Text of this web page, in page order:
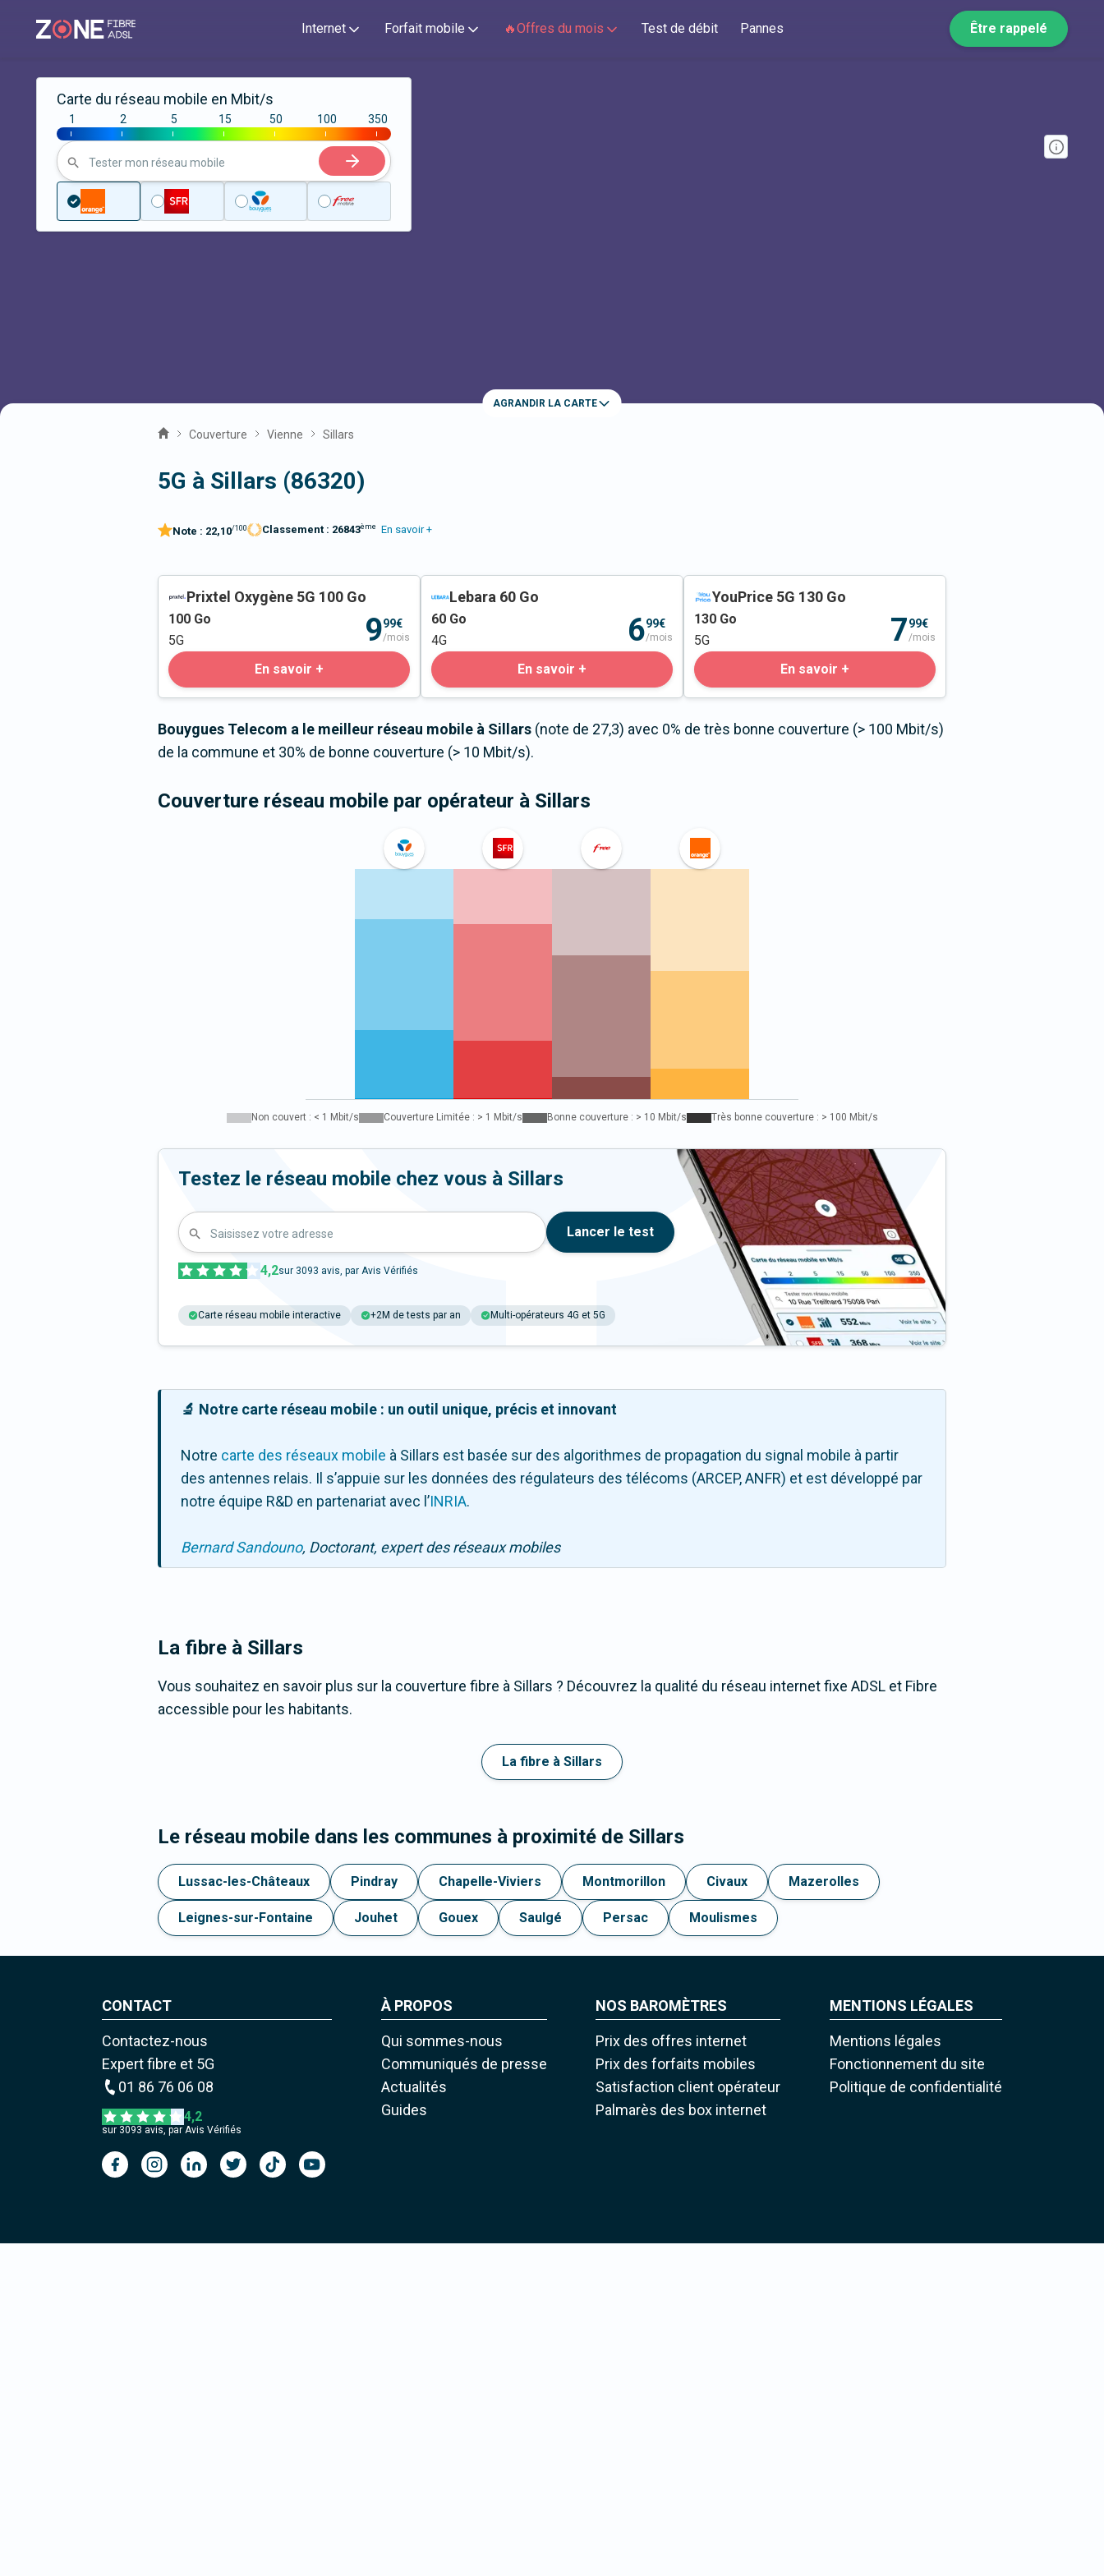
Internet Forfait mobile 🔥Offres du mois Test de débit Pannes Être rappelé
Carte du réseau mobile en Mbit/s
|
1
|
2
|
5
|
15
|
50
|
100
|
350
Tester mon réseau mobile
AGRANDIR LA CARTE
Couverture Vienne Sillars
5G à Sillars (86320)
Note : 22,10/100 Classement : 26843ème En savoir +
Prixtel Oxygène 5G 100 Go
100 Go
5G
999€
/mois
En savoir +
Lebara 60 Go
60 Go
4G
699€
/mois
En savoir +
YouPrice 5G 130 Go
130 Go
5G
799€
/mois
En savoir +
Bouygues Telecom a le meilleur réseau mobile à Sillars (note de 27,3) avec 0% de très bonne couverture (> 100 Mbit/s)
de la commune et 30% de bonne couverture (> 10 Mbit/s).
Couverture réseau mobile par opérateur à Sillars
Non couvert : < 1 Mbit/s Couverture Limitée : > 1 Mbit/s Bonne couverture : > 10 Mbit/s Très bonne couverture : > 100 Mbit/s
Testez le réseau mobile chez vous à Sillars
Saisissez votre adresse Lancer le test
4,2sur 3093 avis, par Avis Vérifiés
Carte réseau mobile interactive +2M de tests par an Multi-opérateurs 4G et 5G
🔬 Notre carte réseau mobile : un outil unique, précis et innovant
Notre carte des réseaux mobile à Sillars est basée sur des algorithmes de propagation du signal mobile à partir
des antennes relais. Il s’appuie sur les données des régulateurs des télécoms (ARCEP, ANFR) et est développé par
notre équipe R&D en partenariat avec l ’INRIA.
Bernard Sandouno, Doctorant, expert des réseaux mobiles
La fibre à Sillars
Vous souhaitez en savoir plus sur la couverture fibre à Sillars ? Découvrez la qualité du réseau internet fixe ADSL et Fibre
accessible pour les habitants.
La fibre à Sillars
Le réseau mobile dans les communes à proximité de Sillars
Lussac-les-Châteaux Pindray Chapelle-Viviers Montmorillon Civaux Mazerolles
Leignes-sur-Fontaine Jouhet Gouex Saulgé Persac Moulismes
CONTACT
Contactez-nous
Expert fibre et 5G
01 86 76 06 08
4,2
sur 3093 avis, par Avis Vérifiés
À PROPOS
Qui sommes-nous
Communiqués de presse
Actualités
Guides
NOS BAROMÈTRES
Prix des offres internet
Prix des forfaits mobiles
Satisfaction client opérateur
Palmarès des box internet
MENTIONS LÉGALES
Mentions légales
Fonctionnement du site
Politique de confidentialité